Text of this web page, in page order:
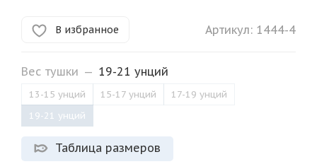
В избранное Артикул: 1444-4
Вес тушки — 19-21 унций
13-15 унций 15-17 унций
17-19 унций
19-21 унций
Таблица размеров